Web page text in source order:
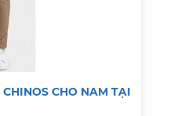
CHO NAM TẠI